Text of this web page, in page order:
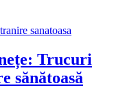
Trucuri
sănătoasă